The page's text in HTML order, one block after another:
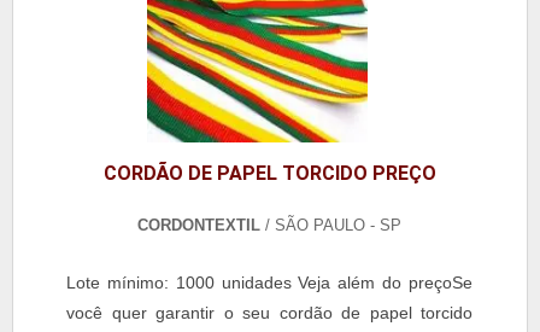
CORDÃO DE PAPEL TORCIDO PREÇO
CORDONTEXTIL / SÃO PAULO - SP
Lote mínimo: 1000 unidades Veja além do preçoSe
você quer garantir o seu cordão de papel torcido